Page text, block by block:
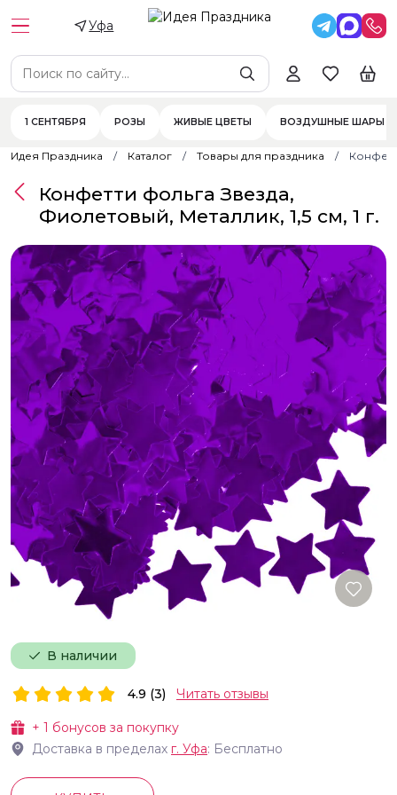
Уфа
1 СЕНТЯБРЯ РОЗЫ ЖИВЫЕ ЦВЕТЫ ВОЗДУШНЫЕ ШАРЫ
Идея Праздника Каталог Товары для праздника
В наличии
Конфетти фольга Звезда,
Фиолетовый, Металлик, 1,5 см, 1 г.
+ 1 бонусов за покупку
Доставка в пределах г. Уфа: Бесплатно
4.9 (3) Читать отзывы